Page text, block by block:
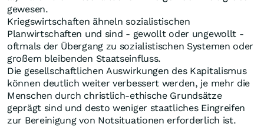
gewesen.
Kriegswirtschaften ähneln sozialistischen
Planwirtschaften und sind - gewollt oder ungewollt -
oftmals der Übergang zu sozialistischen Systemen oder
großem bleibenden Staatseinfluss.
Die gesellschaftlichen Auswirkungen des Kapitalismus
können deutlich weiter verbessert werden, je mehr die
Menschen durch christlich-ethische Grundsätze
geprägt sind und desto weniger staatliches Eingreifen
zur Bereinigung von Notsituationen erforderlich ist.